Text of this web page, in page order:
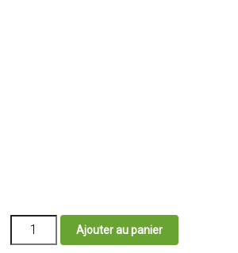
quantité
Ajouter au panier